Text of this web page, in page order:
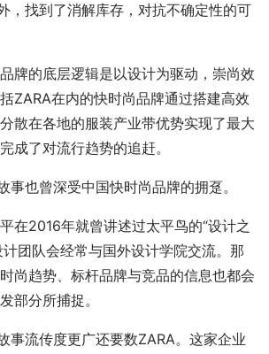
，找到了消解库存，对抗不确定性的可
牌的底层逻辑是以设计为驱动，崇尚效
ZARA在内的快时尚品牌通过搭建高效
散在各地的服装产业带优势实现了最大
成了对流行趋势的追赶。
事也曾深受中国快时尚品牌的拥趸。
在2016年就曾讲述过太平鸟的“设计之
团队会经常与国外设计学院交流。那
尚趋势、标杆品牌与竞品的信息也都会
部分所捕捉。
事流传度更广还要数ZARA。这家企业